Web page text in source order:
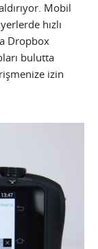
Mobil
hızlı
Dropbox
bulutta
izin